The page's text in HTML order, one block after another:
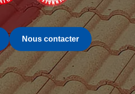
Nous contacter